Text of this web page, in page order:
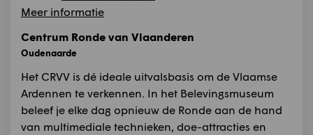
Meer informatie
Centrum Ronde van Vlaanderen
Oudenaarde
Het CRVV is dé ideale uitvalsbasis om de Vlaamse
Ardennen te verkennen. In het Belevingsmuseum
beleef je elke dag opnieuw de Ronde aan de hand
van multimediale technieken, doe-attracties en